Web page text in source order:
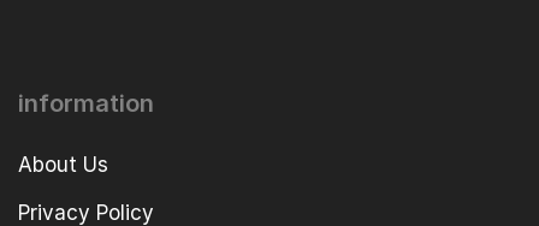
information
About Us
Privacy Policy